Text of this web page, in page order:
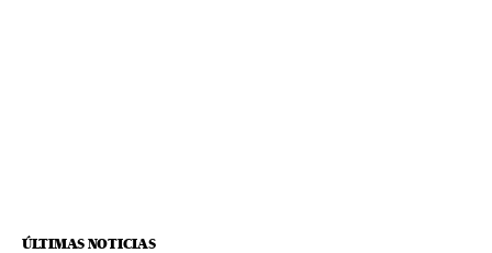
ÚLTIMAS NOTICIAS